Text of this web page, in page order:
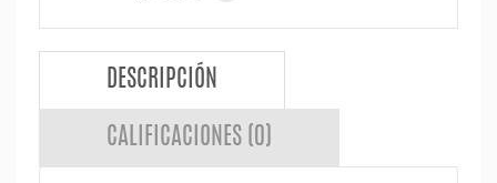
DESCRIPCIÓN
CALIFICACIONES (0)